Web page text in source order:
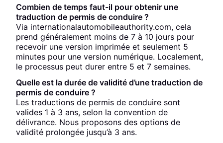
Combien de temps faut-il pour obtenir une
traduction de permis de conduire ?
Via internationalautomobileauthority.com, cela
prend généralement moins de 7 à 10 jours pour
recevoir une version imprimée et seulement 5
minutes pour une version numérique. Localement,
le processus peut durer entre 5 et 7 semaines.
Quelle est la durée de validité d’une traduction de
permis de conduire ?
Les traductions de permis de conduire sont
valides 1 à 3 ans, selon la convention de
délivrance. Nous proposons des options de
validité prolongée jusqu’à 3 ans.